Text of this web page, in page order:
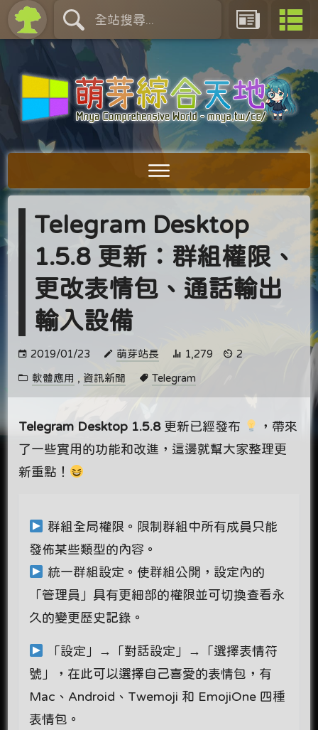
Telegram Desktop
1.5.8 更新：群組權限、
更改表情包、通話輸出
輸入設備
2019/01/23 萌芽站長 1,279 2
軟體應用 , 資訊新聞 Telegram
Telegram Desktop 1.5.8更新已經發布
，帶來
了一些實用的功能和改進，這邊就幫大家整理更
新重點！
群組全局權限。限制群組中所有成員只能
發佈某些類型的內容。
統一群組設定。使群組公開，設定內的
「管理員」具有更細部的權限並可切換查看永
久的變更歷史記錄。
「設定」→「對話設定」→「選擇表情符
號」，在此可以選擇自己喜愛的表情包，有
Mac、Android、Twemoji 和 EmojiOne 四種
表情包。